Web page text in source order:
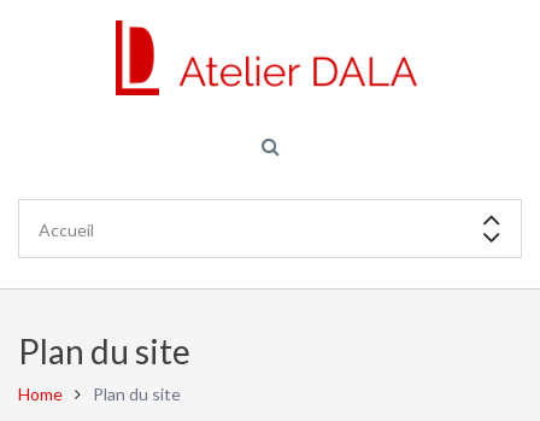
Plan du site
Home Plan du site